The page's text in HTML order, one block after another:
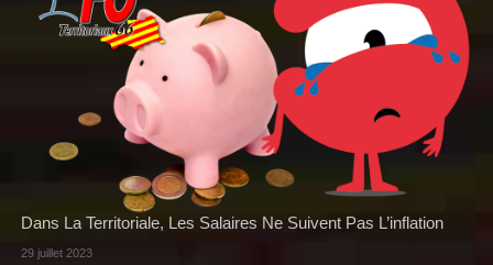
Dans La Territoriale, Les Salaires Ne Suivent Pas L’inflation
29 juillet 2023